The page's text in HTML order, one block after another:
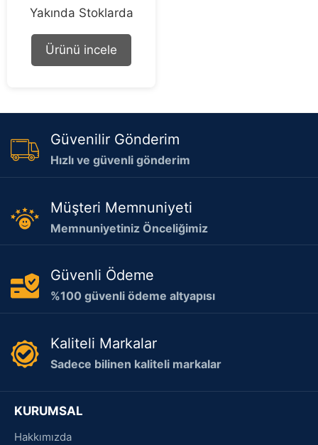
out of 5
Yakında Stoklarda
Ürünü incele
Güvenilir Gönderim
Hızlı ve güvenli gönderim
Müşteri Memnuniyeti
Memnuniyetiniz Önceliğimiz
Güvenli Ödeme
%100 güvenli ödeme altyapısı
Kaliteli Markalar
Sadece bilinen kaliteli markalar
KURUMSAL
Hakkımızda